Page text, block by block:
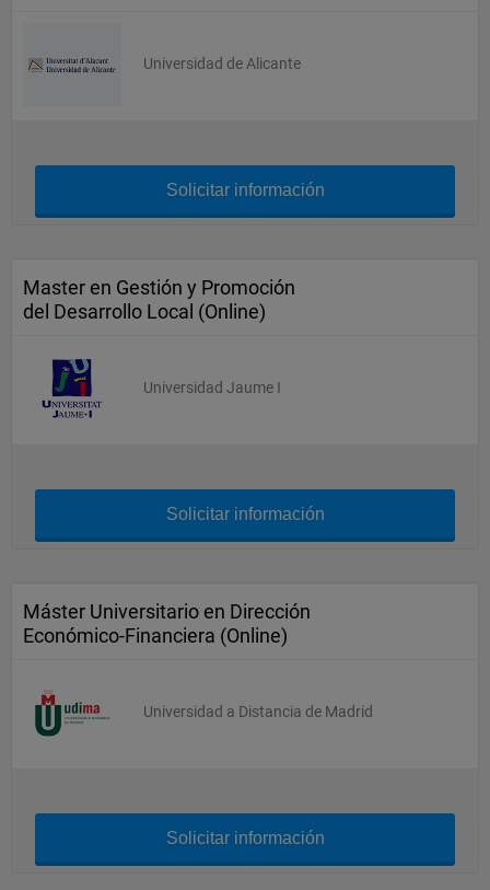
Universidad de Alicante
Solicitar información
Master en Gestión y Promoción
del Desarrollo Local (Online)
Universidad Jaume I
Solicitar información
Máster Universitario en Dirección
Económico-Financiera (Online)
Universidad a Distancia de Madrid
Solicitar información